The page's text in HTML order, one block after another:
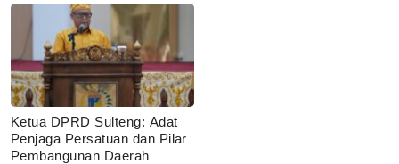
Ketua DPRD Sulteng: Adat
Penjaga Persatuan dan Pilar
Pembangunan Daerah